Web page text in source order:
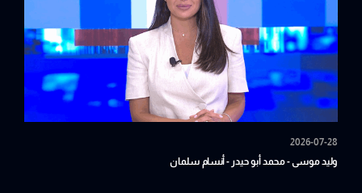
2026-07-28
وليد موسى - محمد أبو حيدر - أنسام سلمان